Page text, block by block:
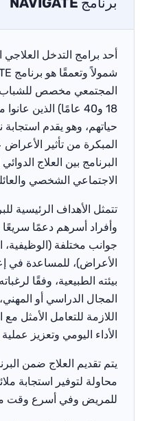
أحد برامج التدخل العلاجي
المجتمعي مخصص للشباب
18 و40 عامًا) الذين
حياتهم، وهو يقدم
المبكرة من تأثير
البرنامج بين العلاج
الاجتماعي الشخصي
تتمثل الأهداف الرئيسية
وأفراد أسرهم دعمًا
جوانب مختلفة (الوظيفية،
الأعراض)، للمساعدة في
بيئته الطبيعية، وفقًا
المجال الدراسي أو
اللازمة للتعامل الأمثل
الأداء اليومي وتعزيز
يتم تقديم العلاج ضمن
محاولة لتوفير استجابة
للمريض وفي أسرع وقت